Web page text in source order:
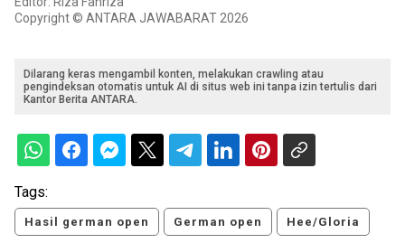
Copyright © ANTARA JAWABARAT 2026
Dilarang keras mengambil konten, melakukan crawling atau
pengindeksan otomatis untuk AI di situs web ini tanpa izin tertulis dari
Kantor Berita ANTARA.
Tags:
Hasil german open German open Hee/Gloria